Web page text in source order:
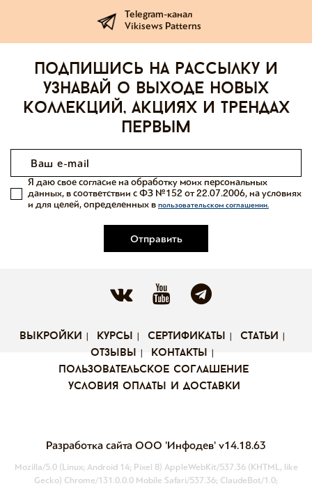
Telegram-канал
Vikisews Patterns
Подпишись на рассылку и
узнавай о выходе новых
коллекций, акциях и трендах
первым
Отправить
Я даю свое согласие на обработку моих персональных
данных, в соответствии с ФЗ №152 от 22.07.2006, на условиях
и для целей, определенных в пользовательском соглашении.
выкройки курсы сертификаты
статьи
отзывы
контакты
пользовательское соглашение
условия оплаты и доставки
Разработка сайта ООО 'Инфодев' v14.18.63
Mozilla/5.0 (Linux; Android 14; Pixel 8) AppleWebKit/537.36 (KHTML, like
Gecko) Chrome/131.0.0.0 Mobile Safari/537.36; ClaudeBot/1.0;